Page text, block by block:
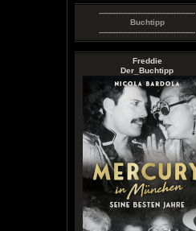
----------------------------------------
Buchtipp
----------------------------------------
Freddie
Der_Buchtipp